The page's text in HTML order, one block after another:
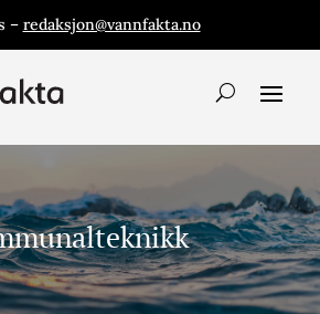
– redaksjon@vannfakta.no